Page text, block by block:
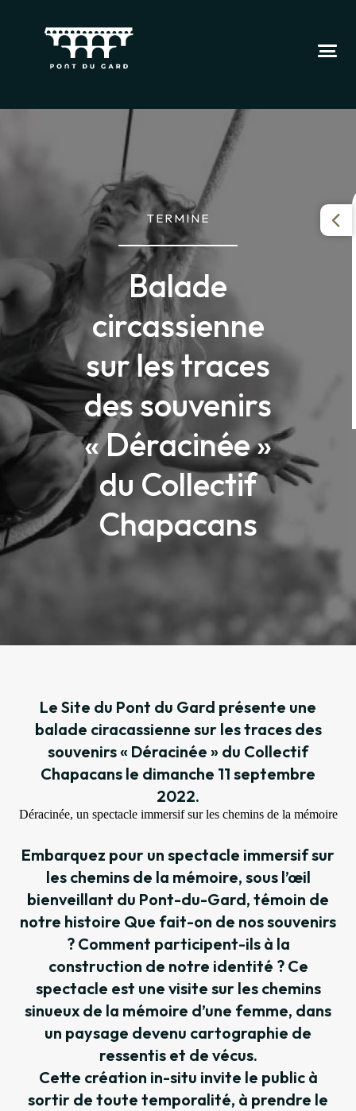
TERMINE
Balade
circassienne
sur les traces
des souvenirs
« Déracinée »
du Collectif
Chapacans
Le Site du Pont du Gard présente une
balade ciracassienne sur les traces des
souvenirs « Déracinée » du Collectif
Chapacans le dimanche 11 septembre
2022.
Déracinée, un spectacle immersif sur les chemins de la mémoire
Embarquez pour un spectacle immersif sur
les chemins de la mémoire, sous l’œil
bienveillant du Pont-du-Gard, témoin de
notre histoire Que fait-on de nos souvenirs
? Comment participent-ils à la
construction de notre identité ? Ce
spectacle est une visite sur les chemins
sinueux de la mémoire d’une femme, dans
un paysage devenu cartographie de
ressentis et de vécus.
Cette création in-situ invite le public à
sortir de toute temporalité, à prendre le